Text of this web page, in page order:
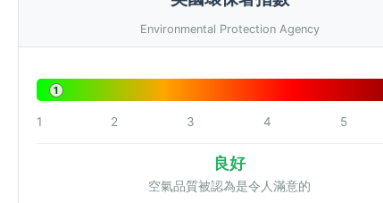
Environmental Protection Agency
1
1 2 3 4 5
良好
空氣品質被認為是令人滿意的